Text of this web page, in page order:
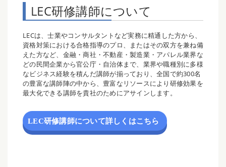
LEC研修講師について
LECは、士業やコンサルタントなど実務に精通した方から、
資格対策における合格指導のプロ、またはその双方を兼ね備
えた方など、金融・商社・不動産・製造業・アパレル業界な
どの民間企業から官公庁・自治体まで、業界や職種別に多様
なビジネス経験を積んだ講師が揃っており、全国で約300名
の豊富な講師陣の中から、豊富なリソースにより研修効果を
最大化できる講師を貴社のためにアサインします。
LEC研修講師について詳しくはこちら